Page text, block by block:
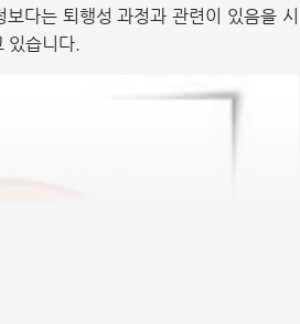
다는 퇴행성 과정과 관련이 있음을 시
있습니다.